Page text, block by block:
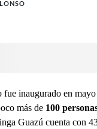
inaugurado en mayo
más de 100
Guazú cuenta con